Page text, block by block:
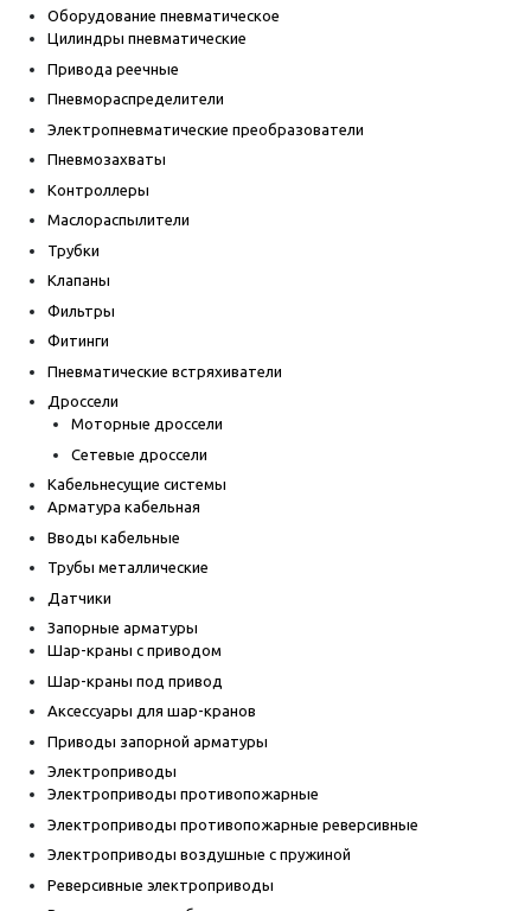
Оборудование пневматическое
Цилиндры пневматические
Привода реечные
Пневмораспределители
Электропневматические преобразователи
Пневмозахваты
Контроллеры
Маслораспылители
Трубки
Клапаны
Фильтры
Фитинги
Пневматические встряхиватели
Дроссели
Моторные дроссели
Сетевые дроссели
Кабельнесущие системы
Арматура кабельная
Вводы кабельные
Трубы металлические
Датчики
Запорные арматуры
Шар-краны с приводом
Шар-краны под привод
Аксессуары для шар-кранов
Приводы запорной арматуры
Электроприводы
Электроприводы противопожарные
Электроприводы противопожарные реверсивные
Электроприводы воздушные с пружиной
Реверсивные электроприводы